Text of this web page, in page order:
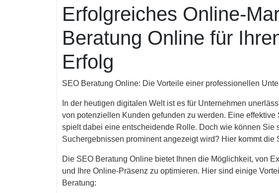
2023
Erfolgreiches Online-
Beratung Online für
Erfolg
SEO Beratung Online: Die Vorteile einer professionellen
In der heutigen digitalen Welt ist es für Unternehmen
von potenziellen Kunden gefunden zu werden. Eine
spielt dabei eine entscheidende Rolle. Doch wie können Sie
Suchergebnissen prominent angezeigt wird? Hier kommt die
Die SEO Beratung Online bietet Ihnen die Möglichkeit, von
und Ihre Online-Präsenz zu optimieren. Hier sind einige
Beratung: